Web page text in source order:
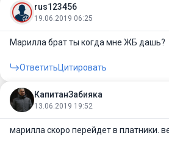
rus123456
19.06.2019 06:25
Марилла брат ты когда мне ЖБ дашь?
ОтветитьЦитировать
КапитанЗабияка
13.06.2019 19:52
марилла скоро перейдет в платники.